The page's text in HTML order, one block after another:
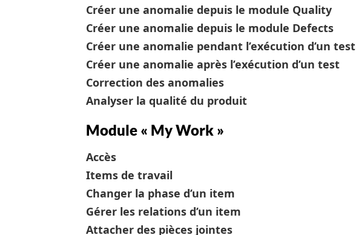
Créer une anomalie depuis le module Quality
Créer une anomalie depuis le module Defects
Créer une anomalie pendant l’exécution d’un test
Créer une anomalie après l’exécution d’un test
Correction des anomalies
Analyser la qualité du produit
Module « My Work »
Accès
Items de travail
Changer la phase d’un item
Gérer les relations d’un item
Attacher des pièces jointes